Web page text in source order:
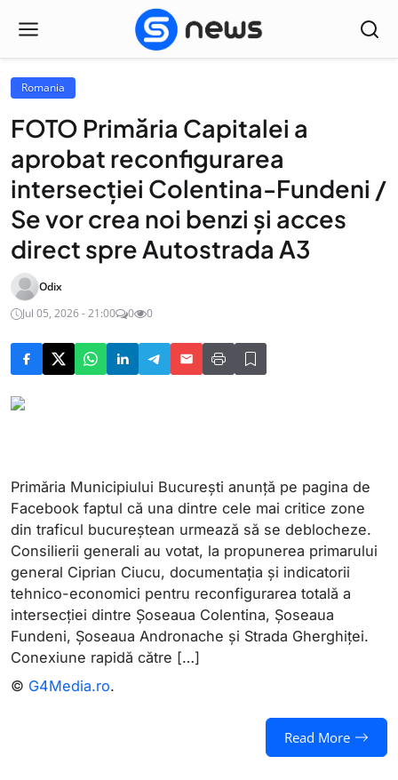
Romania
FOTO Primăria Capitalei a
aprobat reconfigurarea
intersecției Colentina-Fundeni /
Se vor crea noi benzi și acces
direct spre Autostrada A3
Odix
Jul 05, 2026 - 21:00
0 0
Primăria Municipiului București anunță pe pagina de
Facebook faptul că una dintre cele mai critice zone
din traficul bucureștean urmează să se deblocheze.
Consilierii generali au votat, la propunerea primarului
general Ciprian Ciucu, documentația și indicatorii
tehnico-economici pentru reconfigurarea totală a
intersecției dintre Șoseaua Colentina, Șoseaua
Fundeni, Șoseaua Andronache și Strada Gherghiței.
Conexiune rapidă către […]
© G4Media.ro.
Read More